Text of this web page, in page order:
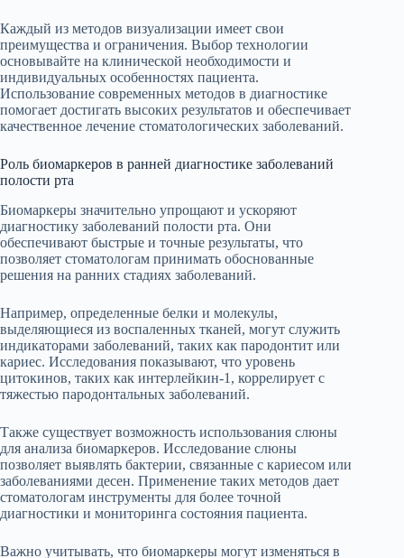
Каждый из методов визуализации имеет свои
преимущества и ограничения. Выбор технологии
основывайте на клинической необходимости и
индивидуальных особенностях пациента.
Использование современных методов в диагностике
помогает достигать высоких результатов и обеспечивает
качественное лечение стоматологических заболеваний.
Роль биомаркеров в ранней диагностике заболеваний
полости рта
Биомаркеры значительно упрощают и ускоряют
диагностику заболеваний полости рта. Они
обеспечивают быстрые и точные результаты, что
позволяет стоматологам принимать обоснованные
решения на ранних стадиях заболеваний.
Например, определенные белки и молекулы,
выделяющиеся из воспаленных тканей, могут служить
индикаторами заболеваний, таких как пародонтит или
кариес. Исследования показывают, что уровень
цитокинов, таких как интерлейкин-1, коррелирует с
тяжестью пародонтальных заболеваний.
Также существует возможность использования слюны
для анализа биомаркеров. Исследование слюны
позволяет выявлять бактерии, связанные с кариесом или
заболеваниями десен. Применение таких методов дает
стоматологам инструменты для более точной
диагностики и мониторинга состояния пациента.
Важно учитывать, что биомаркеры могут изменяться в